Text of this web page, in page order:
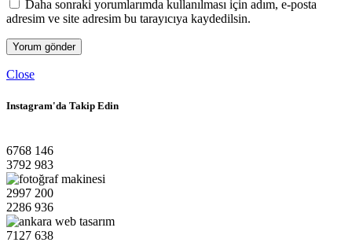
Daha sonraki yorumlarımda kullanılması için adım, e-posta
adresim ve site adresim bu tarayıcıya kaydedilsin.
Close
Instagram'da Takip Edin
6768 146
3792 983
2997 200
2286 936
7127 638